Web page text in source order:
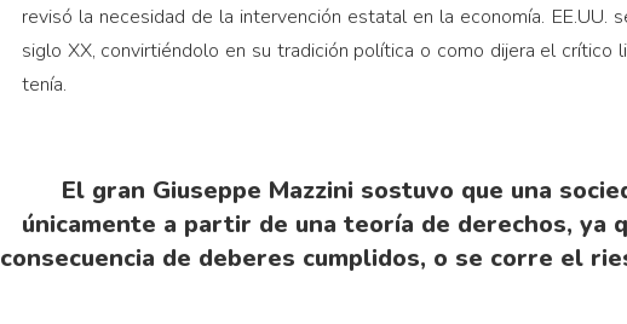
revisó la necesidad de la intervención estatal en la economía. EE.UU.
siglo XX, convirtiéndolo en su tradición política o como dijera el crítico
tenía.
El gran Giuseppe Mazzini sostuvo que una
únicamente a partir de una teoría de derechos, ya
consecuencia de deberes cumplidos, o se corre el